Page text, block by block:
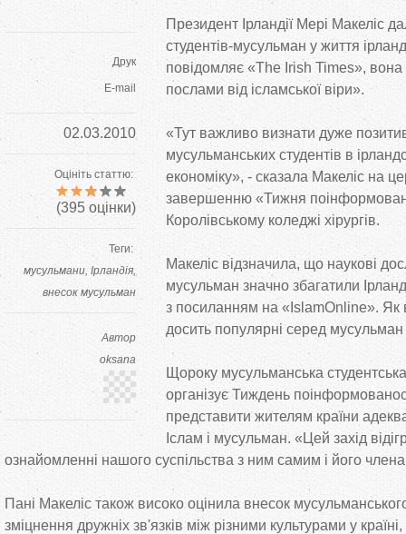
Друк
E-mail
02.03.2010
Оцініть статтю:
(395 оцінки)
Теги:
мусульмани Ірландія
внесок мусульман
Автор
oksana
Президент Ірландії Мері Макеліс
студентів-мусульман у життя
повідомляє «The Irish Times»,
послами від ісламської віри».
«Тут важливо визнати дуже
мусульманських студентів в
економіку», - сказала Макеліс на
завершенню «Тижня
Королівському коледжі хірургів.
Макеліс відзначила, що наукові
мусульман значно збагатили
з посиланням на «IslamOnline». Як
досить популярні серед мусульман
Щороку мусульманська
організує Тиждень
представити жителям країни
Іслам і мусульман. «Цей захід
ознайомленні нашого суспільства з ним самим і його
Пані Макеліс також високо оцінила внесок
зміцнення дружніх зв'язків між різними культурами у